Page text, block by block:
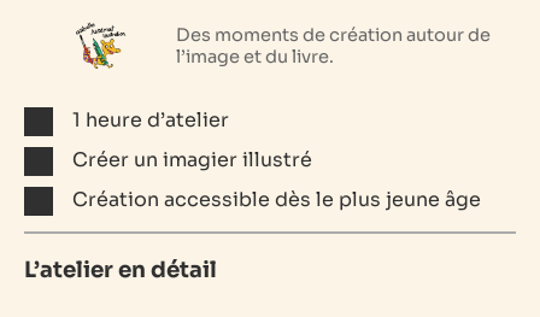
Des moments de création autour de
l’image et du livre.
1 heure d’atelier
Créer un imagier illustré
Création accessible dès le plus jeune âge
L’atelier en détail